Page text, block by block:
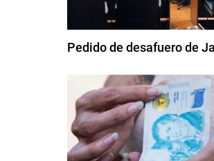
Pedido de desafuero de